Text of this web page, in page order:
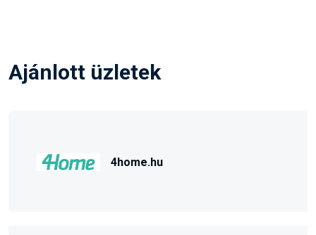
Ajánlott üzletek
4home.hu